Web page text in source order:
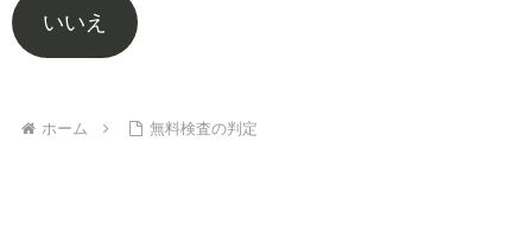
いいえ
ホーム 無料検査の判定